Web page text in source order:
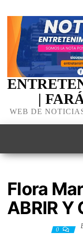
|
WEB DE
Flora
ABRIR Y
0